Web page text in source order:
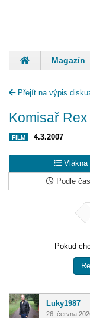
Magazín
Panovníci
Přejít na výpis
Komisař Rex
FILM 4.3.2007
Vlákna
Podle
Pokud
Luky1987
26. června